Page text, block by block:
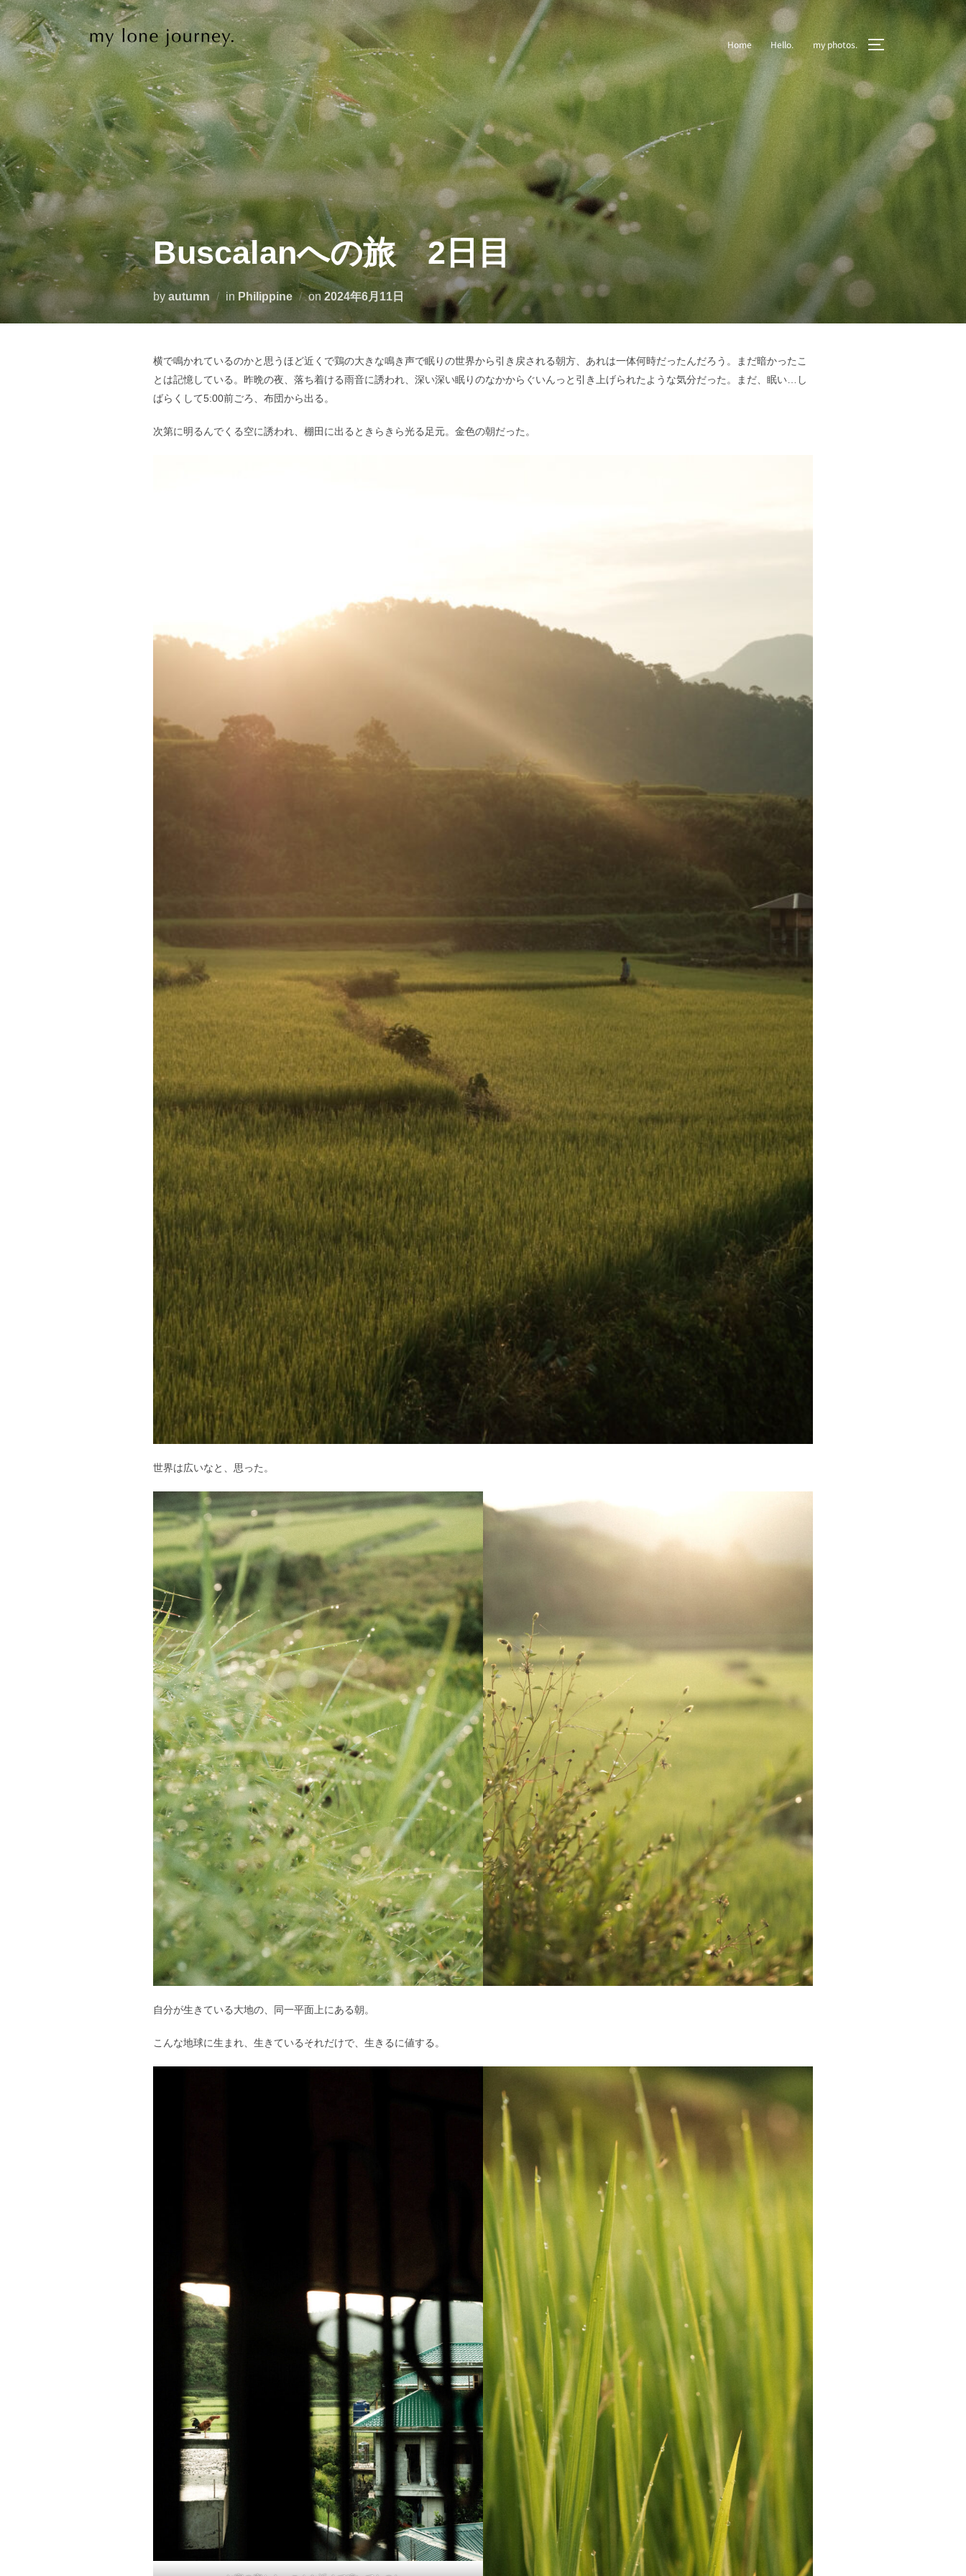
コ
ン
テ
ツ
へ
キ
ッ
プ
Home Hello. my photos. サイドバーとナビ
Buscalanへの旅 2日目
byautumn in Philippine on投
2024年6月11日
横で鳴かれているのかと思うほど近くで鶏の大きな鳴き声で眠りの世界から引き戻される朝方、あれは一体何時だったんだろう。まだ暗かったこ
とは記憶している。昨晩の夜、落ち着ける雨音に誘われ、深い深い眠りのなかからぐいんっと引き上げられたような気分だった。まだ、眠い…し
ばらくして5:00前ごろ、布団から出る。
次第に明るんでくる空に誘われ、棚田に出るときらきら光る足元。金色の朝だった。
世界は広いなと、思った。
自分が生きている大地の、同一平面上にある朝。
こんな地球に生まれ、生きているそれだけで、生きるに値する。